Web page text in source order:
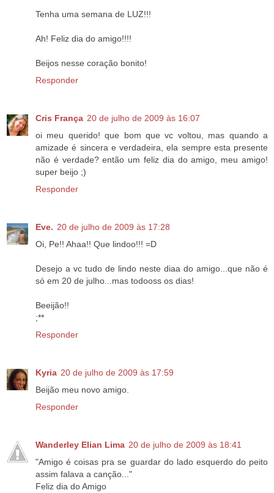
Tenha uma semana de LUZ!!!
Ah! Feliz dia do amigo!!!!
Beijos nesse coração bonito!
Responder
Cris França 20 de julho de 2009 às 16:07
oi meu querido! que bom que vc voltou, mas quando a
amizade é sincera e verdadeira, ela sempre esta presente
não é verdade? então um feliz dia do amigo, meu amigo!
super beijo ;)
Responder
Eve. 20 de julho de 2009 às 17:28
Oi, Pe!! Ahaa!! Que lindoo!!! =D
Desejo a vc tudo de lindo neste diaa do amigo...que não é
só em 20 de julho...mas todooss os dias!
Beeijão!!
;**
Responder
Kyria 20 de julho de 2009 às 17:59
Beijão meu novo amigo.
Responder
Wanderley Elian Lima 20 de julho de 2009 às 18:41
"Amigo é coisas pra se guardar do lado esquerdo do peito
assim falava a canção..."
Feliz dia do Amigo